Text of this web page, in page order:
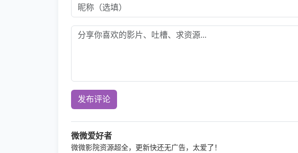
发布评论
微微爱好者
微微影院资源超全，更新快还无广告，太爱了！